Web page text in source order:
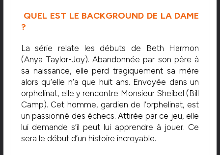
QUEL EST LE BACKGROUND DE LA DAME
?
La série relate les débuts de Beth Harmon
(Anya Taylor-Joy). Abandonnée par son père à
sa naissance, elle perd tragiquement sa mère
alors qu’elle n’a que huit ans. Envoyée dans un
orphelinat, elle y rencontre Monsieur Sheibel (Bill
Camp). Cet homme, gardien de l’orphelinat, est
un passionné des échecs. Attirée par ce jeu, elle
lui demande s’il peut lui apprendre à jouer. Ce
sera le début d’un histoire incroyable.